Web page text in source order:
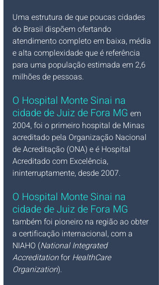
Uma estrutura de que poucas cidades
do Brasil dispõem ofertando
atendimento completo em baixa, média
e alta complexidade que é referência
para uma população estimada em 2,6
milhões de pessoas.
O Hospital Monte Sinai na
cidade de Juiz de Fora MG em
2004, foi o primeiro hospital de Minas
acreditado pela Organização Nacional
de Acreditação (ONA) e é Hospital
Acreditado com Excelência,
ininterruptamente, desde 2007.
O Hospital Monte Sinai na
cidade de Juiz de Fora MG
também foi pioneiro na região ao obter
a certificação internacional, com a
NIAHO (National Integrated
Accreditation for HealthCare
Organization).